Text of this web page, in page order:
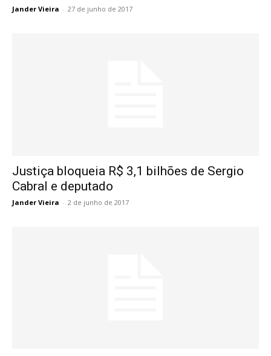
Jander Vieira - 27 de junho de 2017
Justiça bloqueia R$ 3,1 bilhões de Sergio
Cabral e deputado
Jander Vieira - 2 de junho de 2017